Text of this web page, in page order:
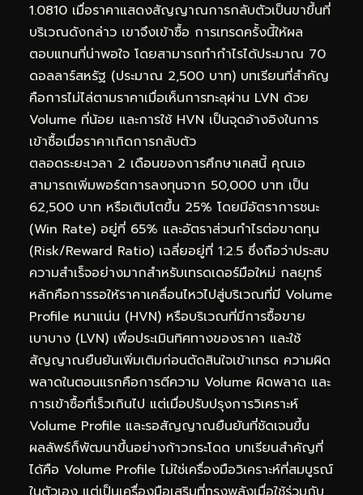
1.0810 เมื่อราคาแสดงสัญญาณการกลับตัวเป็นขาขึ้นที่
บริเวณดังกล่าว เขาจึงเข้าซื้อ การเทรดครั้งนี้ให้ผล
ตอบแทนที่น่าพอใจ โดยสามารถทำกำไรได้ประมาณ 70
ดอลลาร์สหรัฐ (ประมาณ 2,500 บาท) บทเรียนที่สำคัญ
คือการไม่ไล่ตามราคาเมื่อเห็นการทะลุผ่าน LVN ด้วย
Volume ที่น้อย และการใช้ HVN เป็นจุดอ้างอิงในการ
เข้าซื้อเมื่อราคาเกิดการกลับตัว
ตลอดระยะเวลา 2 เดือนของการศึกษาเคสนี้ คุณเอ
สามารถเพิ่มพอร์ตการลงทุนจาก 50,000 บาท เป็น
62,500 บาท หรือเติบโตขึ้น 25% โดยมีอัตราการชนะ
(Win Rate) อยู่ที่ 65% และอัตราส่วนกำไรต่อขาดทุน
(Risk/Reward Ratio) เฉลี่ยอยู่ที่ 1:2.5 ซึ่งถือว่าประสบ
ความสำเร็จอย่างมากสำหรับเทรดเดอร์มือใหม่ กลยุทธ์
หลักคือการรอให้ราคาเคลื่อนไหวไปสู่บริเวณที่มี Volume
Profile หนาแน่น (HVN) หรือบริเวณที่มีการซื้อขาย
เบาบาง (LVN) เพื่อประเมินทิศทางของราคา และใช้
สัญญาณยืนยันเพิ่มเติมก่อนตัดสินใจเข้าเทรด ความผิด
พลาดในตอนแรกคือการตีความ Volume ผิดพลาด และ
การเข้าซื้อที่เร็วเกินไป แต่เมื่อปรับปรุงการวิเคราะห์
Volume Profile และรอสัญญาณยืนยันที่ชัดเจนขึ้น
ผลลัพธ์ก็พัฒนาขึ้นอย่างก้าวกระโดด บทเรียนสำคัญที่
ได้คือ Volume Profile ไม่ใช่เครื่องมือวิเคราะห์ที่สมบูรณ์